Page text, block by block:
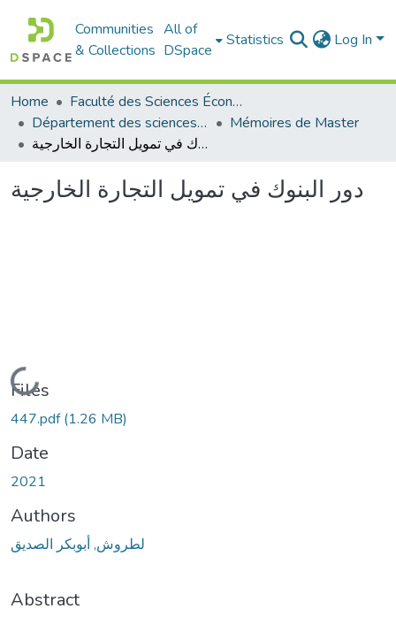
Communities
& Collections
All of
DSpace
Statistics Log In
Home
Faculté des Sciences Économiques Commerciales et des Sciences de Gestion
Département des sciences commerciales
Mémoires de Master
دور البنوك في تمويل التجارة الخارجية
دور البنوك في تمويل التجارة الخارجية
Loading...
Files
447.pdf(1.26 MB)
Date
2021
Authors
لطروش, أبوبكر الصديق
Abstract